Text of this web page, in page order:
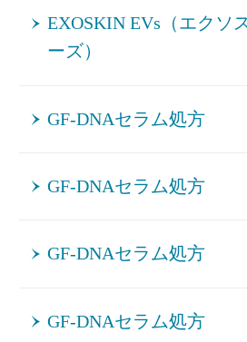
EXOSKIN EVs（エクソ
ーズ）
GF-DNAセラム処方
GF-DNAセラム処方
GF-DNAセラム処方
GF-DNAセラム処方